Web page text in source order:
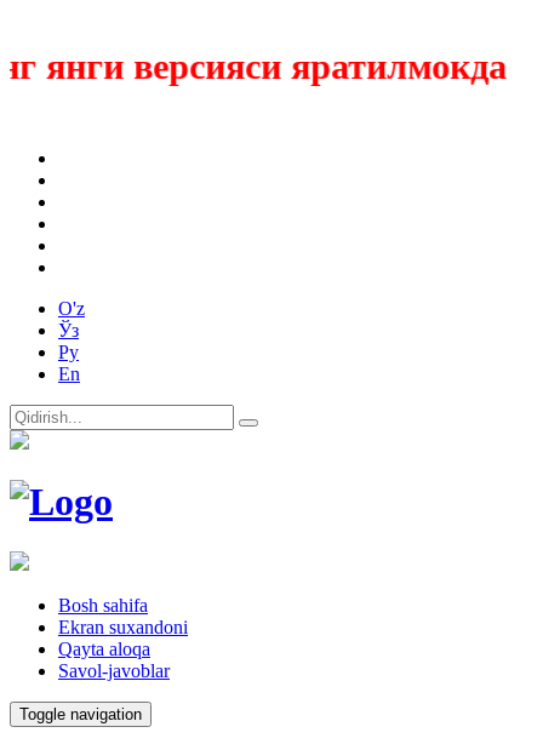
версияси яратилмокда
O'z
Ўз
Ру
En
Bosh sahifa
Ekran suxandoni
Qayta aloqa
Savol-javoblar
Toggle navigation